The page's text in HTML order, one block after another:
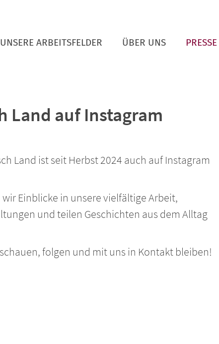
UNSERE ARBEITSFELDER ÜBER UNS
Land auf Instagram
Land ist seit Herbst 2024 auch auf Instagram
Einblicke in unsere vielfältige Arbeit,
und teilen Geschichten aus dem Alltag
folgen und mit uns in Kontakt bleiben!